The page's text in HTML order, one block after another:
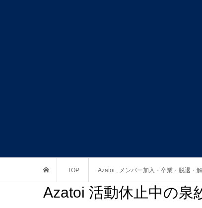
TOP Azatoi , メンバー加入・卒業・脱退・
Azatoi 活動休止中の泉